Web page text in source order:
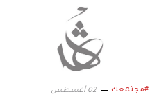
#مجتمعك 02 أغسطس